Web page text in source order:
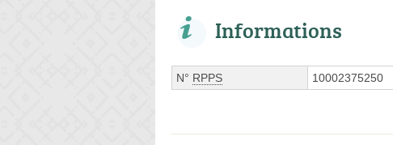
Informations
N° RPPS 10002375250